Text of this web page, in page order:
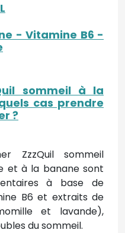
- Vitamine B6 -
sommeil à la
cas prendre
?
ZzzQuil sommeil
et à la banane sont
à base de
B6 et extraits de
et lavande),
du sommeil.